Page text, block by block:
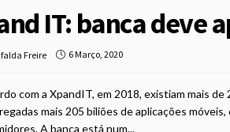
IT: banca deve
Freire 6 Março, 2020
com a XpandIT, em 2018, existiam mais
mais 205 biliões de aplicações
A banca está num...